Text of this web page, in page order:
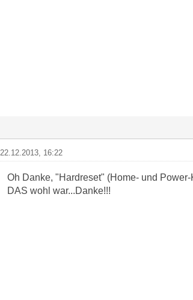
22.12.2013, 16:22
Oh Danke, "Hardreset" (Home- und
DAS wohl war...Danke!!!